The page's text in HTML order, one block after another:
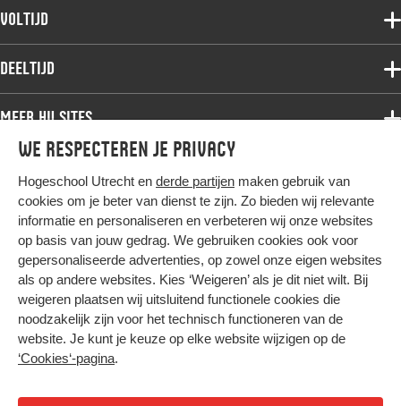
We respecteren je privacy
Hogeschool Utrecht en derde partijen maken gebruik van
cookies om je beter van dienst te zijn. Zo bieden wij relevante
informatie en personaliseren en verbeteren wij onze websites
op basis van jouw gedrag. We gebruiken cookies ook voor
gepersonaliseerde advertenties, op zowel onze eigen websites
als op andere websites. Kies ‘Weigeren’ als je dit niet wilt. Bij
weigeren plaatsen wij uitsluitend functionele cookies die
noodzakelijk zijn voor het technisch functioneren van de
website. Je kunt je keuze op elke website wijzigen op de
‘Cookies‘-pagina.
Voltijdopleidingen
Deeltijdopleidingen
Onderzoek
Werken bij de HU
Contact
Voltijd
Associate degree
Bachelor
Master
Studiekeuze voltijd
Deeltijd
Associate degree
Bachelor
Master
Post-master
Studiekeuze deeltijd
Meer HU sites
HU International
HU Bibliotheek
HU Ontwikkelt
Duurzame HU
Intranet
Trajectum
Hier komt alles samen
Colofon
Privacy
Cookies
Nieuwsbrief